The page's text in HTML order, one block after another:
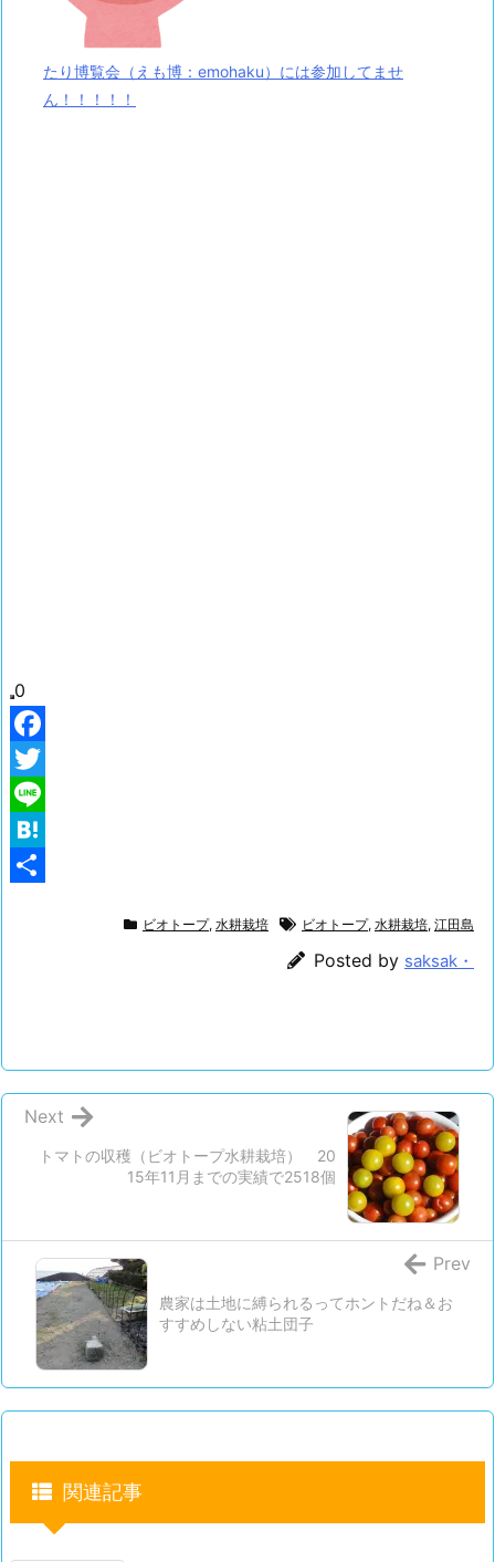
たり博覧会（えも博：emohaku）には参加してませ
ん！！！！！
0
F
a
c
e
T
w
L
H
ビオトープ, 水耕栽培 ビオトープ, 水耕栽培, 江田島
Posted by saksak・
トマトの収穫（ビオトープ水耕栽培） 20
15年11月までの実績で2518個
Next
農家は土地に縛られるってホントだね＆お
すすめしない粘土団子
Prev
関連記事